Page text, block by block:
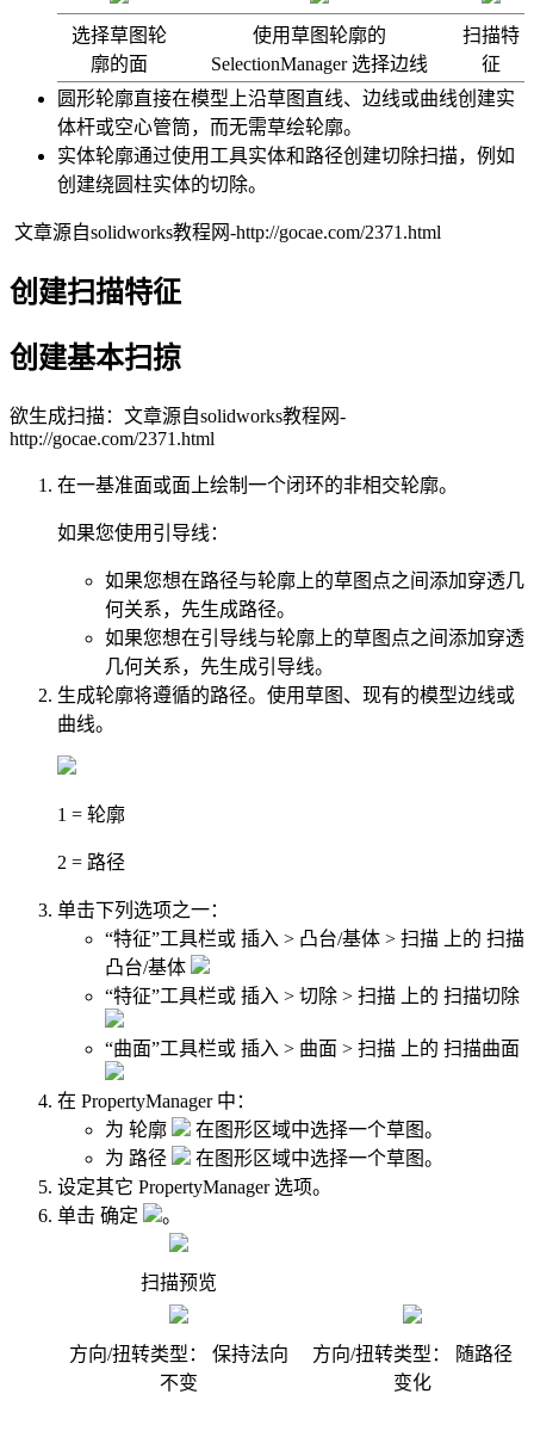
选择草图轮
廓的面
使用草图轮廓的
SelectionManager 选择边线
扫描特
征
圆形轮廓直接在模型上沿草图直线、边线或曲线创建实
体杆或空心管筒，而无需草绘轮廓。
实体轮廓通过使用工具实体和路径创建切除扫描，例如
创建绕圆柱实体的切除。
文章源自solidworks教程网-http://gocae.com/2371.html
创建扫描特征
创建基本扫掠
欲生成扫描： 文章源自solidworks教程网-
http://gocae.com/2371.html
在一基准面或面上绘制一个闭环的非相交轮廓。
如果您使用引导线：
如果您想在路径与轮廓上的草图点之间添加穿透几
何关系，先生成路径。
如果您想在引导线与轮廓上的草图点之间添加穿透
几何关系，先生成引导线。
生成轮廓将遵循的路径。使用草图、现有的模型边线或
曲线。
1 = 轮廓
2 = 路径
单击下列选项之一：
“特征”工具栏或 插入 > 凸台/基体 > 扫描 上的 扫描
凸台/基体
“特征”工具栏或 插入 > 切除 > 扫描 上的 扫描切除
“曲面”工具栏或 插入 > 曲面 > 扫描 上的 扫描曲面
‎在 PropertyManager 中：
为 轮廓
在图形区域中选择一个草图。
为 路径
在图形区域中选择一个草图。
设定其它 PropertyManager 选项。
单击 确定 。
扫描预览
方向/扭转类型 ： 保持法向
不变
方向/扭转类型 ：
随路径
变化